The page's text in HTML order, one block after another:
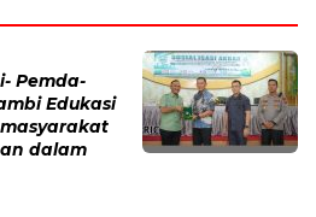
Pemda-
Edukasi
dalam